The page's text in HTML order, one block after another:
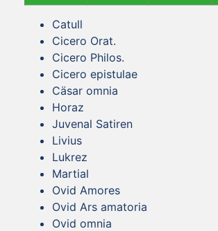
Catull
Cicero Orat.
Cicero Philos.
Cicero epistulae
Cäsar omnia
Horaz
Juvenal Satiren
Livius
Lukrez
Martial
Ovid Amores
Ovid Ars amatoria
Ovid omnia